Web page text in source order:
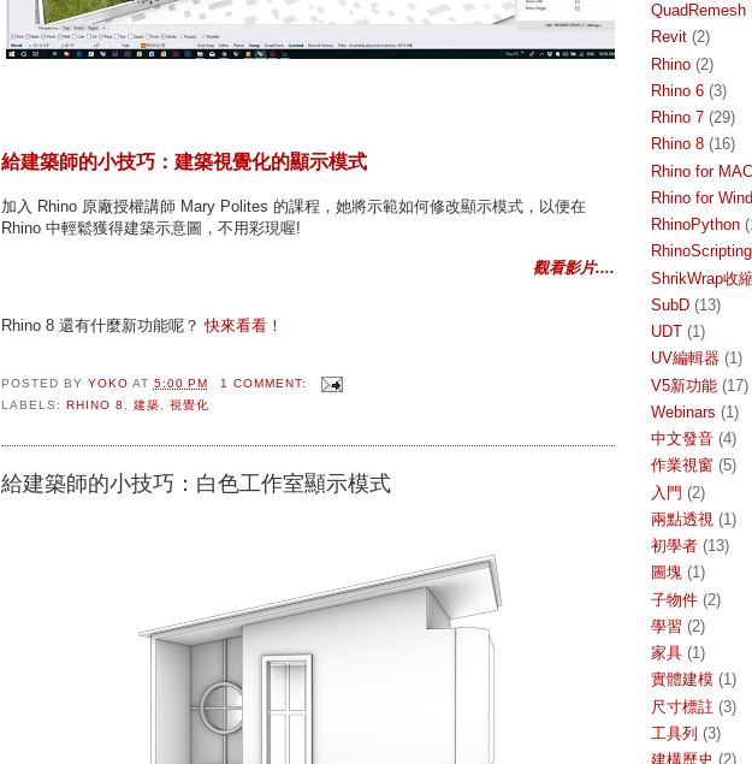
給建築師的小技巧：建築視覺化的顯示模式
加入 Rhino 原廠授權講師 Mary Polites 的課程，她將示範如何修改顯示模式，以便在
Rhino 中輕鬆獲得建築示意圖，不用彩現喔!
觀看影片....
Rhino 8 還有什麼新功能呢？快來看看！
POSTED BY YOKO AT 5:00 PM
1 COMMENT:
LABELS: RHINO 8 建築 視覺化
給建築師的小技巧：白色工作室顯示模式
QuadRemesh
Revit (2)
Rhino (2)
Rhino 6 (3)
Rhino 7 (29)
Rhino 8 (16)
Rhino for MAC
Rhino for
RhinoPython
RhinoScripting
ShrikWrap收
SubD (13)
UDT (1)
UV編輯器 (1)
V5新功能 (17)
Webinars (1)
中文發音 (4)
作業視窗 (5)
入門 (2)
兩點透視 (1)
初學者 (13)
圖塊 (1)
子物件 (2)
學習 (2)
家具 (1)
實體建模 (1)
尺寸標註 (3)
工具列 (3)
建構歷史 (2)